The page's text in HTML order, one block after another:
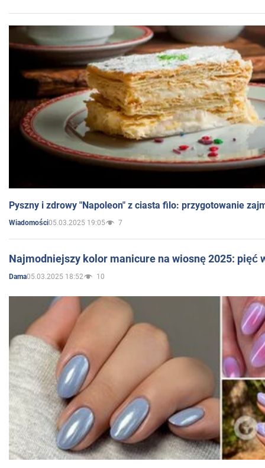
Pyszny i zdrowy "Napoleon" z ciasta filo: przygotowanie
Wiadomości05.03.2025 19:05 7
Najmodniejszy kolor manicure na wiosnę 2025: pięć
Dama05.03.2025 18:52 10